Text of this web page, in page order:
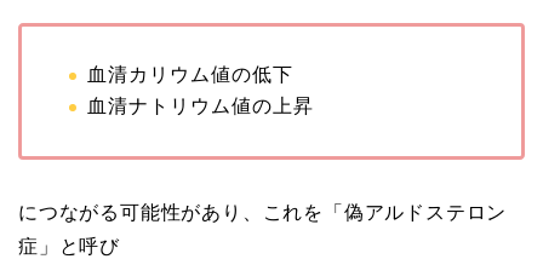
血清カリウム値の低下
血清ナトリウム値の上昇
につながる可能性があり、これを「偽アルドステロン
症」と呼び